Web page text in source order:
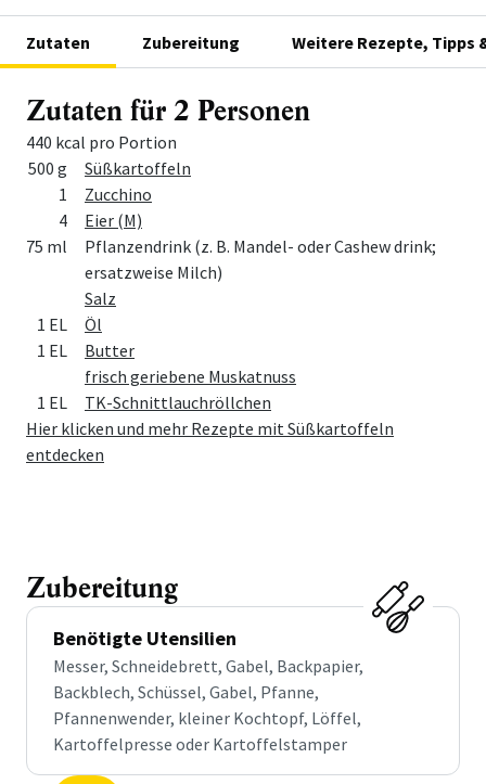
Zutaten Zubereitung Weitere Rezepte, Tipps
Zutaten für 2 Personen
440 kcal pro Portion
Menge
Zutat
500 g
Süßkartoffeln
1
Zucchino
4
Eier (M)
75 ml
Pflanzendrink (z. B. Mandel- oder Cashew drink;
ersatzweise Milch)
Salz
1 EL
Öl
1 EL
Butter
frisch geriebene Muskatnuss
1 EL
TK-Schnittlauchröllchen
Hier klicken und mehr Rezepte mit Süßkartoffeln
entdecken
Zubereitung
Benötigte Utensilien
Messer, Schneidebrett, Gabel, Backpapier,
Backblech, Schüssel, Gabel, Pfanne,
Pfannenwender, kleiner Kochtopf, Löffel,
Kartoffelpresse oder Kartoffelstamper